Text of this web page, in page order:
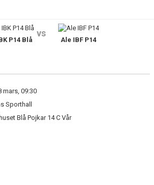
P14 Blå
vs
Ale IBF P14
mars, 09:30
Sporthall
Blå Pojkar 14 C Vår